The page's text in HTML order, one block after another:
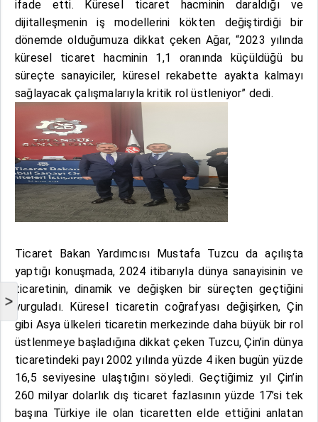
>
ifade etti. Küresel ticaret hacminin daraldığı ve
dijitalleşmenin iş modellerini kökten değiştirdiği bir
dönemde olduğumuza dikkat çeken Ağar, “2023 yılında
küresel ticaret hacminin 1,1 oranında küçüldüğü bu
süreçte sanayiciler, küresel rekabette ayakta kalmayı
sağlayacak çalışmalarıyla kritik rol üstleniyor” dedi.
Ticaret Bakan Yardımcısı Mustafa Tuzcu da açılışta
yaptığı konuşmada, 2024 itibarıyla dünya sanayisinin ve
ticaretinin, dinamik ve değişken bir süreçten geçtiğini
vurguladı. Küresel ticaretin coğrafyası değişirken, Çin
gibi Asya ülkeleri ticaretin merkezinde daha büyük bir rol
üstlenmeye başladığına dikkat çeken Tuzcu, Çin’in dünya
ticaretindeki payı 2002 yılında yüzde 4 iken bugün yüzde
16,5 seviyesine ulaştığını söyledi. Geçtiğimiz yıl Çin’in
260 milyar dolarlık dış ticaret fazlasının yüzde 17’si tek
başına Türkiye ile olan ticaretten elde ettiğini anlatan